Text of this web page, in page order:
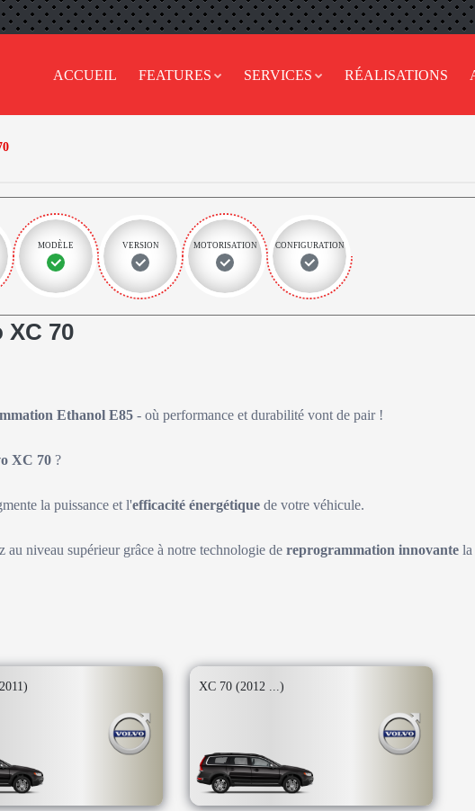
ACCUEIL FEATURES SERVICES RÉALISATIONS
MODÈLE VERSION MOTORISATION CONFIGURATION
70
Ethanol E85 - où performance et durabilité vont de pair !
XC 70 ?
la puissance et l'efficacité énergétique de votre véhicule.
au niveau supérieur grâce à notre technologie de reprogrammation innovante la
XC 70 (2012 ...)